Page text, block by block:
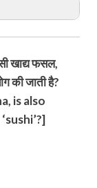
खाद्य फसल,
की जाती है?
is also